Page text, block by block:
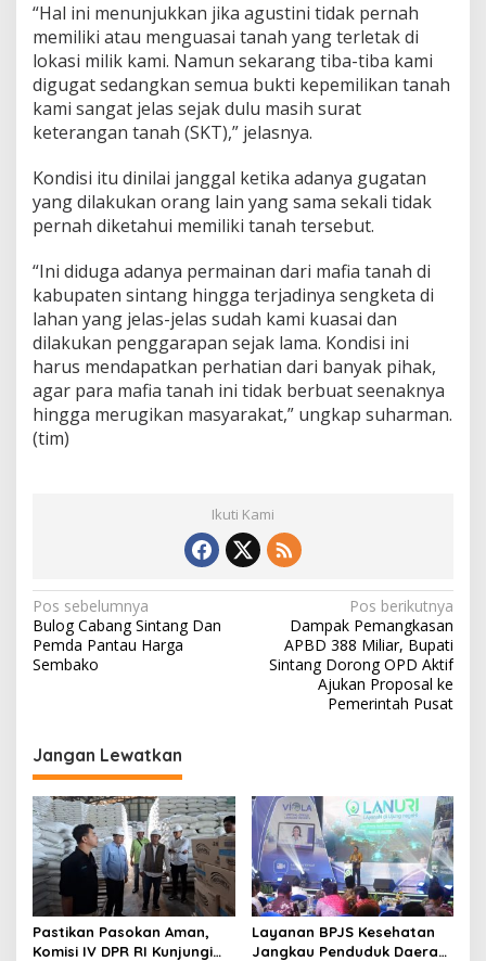
“Hal ini menunjukkan jika agustini tidak pernah
memiliki atau menguasai tanah yang terletak di
lokasi milik kami. Namun sekarang tiba-tiba kami
digugat sedangkan semua bukti kepemilikan tanah
kami sangat jelas sejak dulu masih surat
keterangan tanah (SKT),” jelasnya.
Kondisi itu dinilai janggal ketika adanya gugatan
yang dilakukan orang lain yang sama sekali tidak
pernah diketahui memiliki tanah tersebut.
“Ini diduga adanya permainan dari mafia tanah di
kabupaten sintang hingga terjadinya sengketa di
lahan yang jelas-jelas sudah kami kuasai dan
dilakukan penggarapan sejak lama. Kondisi ini
harus mendapatkan perhatian dari banyak pihak,
agar para mafia tanah ini tidak berbuat seenaknya
hingga merugikan masyarakat,” ungkap suharman.
(tim)
Ikuti Kami
N
a
v
a
s
i
p
o
s
Pos sebelumnya
Bulog Cabang Sintang Dan
Pemda Pantau Harga
Sembako
Pos berikutnya
Dampak Pemangkasan
APBD 388 Miliar, Bupati
Sintang Dorong OPD Aktif
Ajukan Proposal ke
Pemerintah Pusat
Jangan Lewatkan
Pastikan Pasokan Aman,
Komisi IV DPR RI Kunjungi
Layanan BPJS Kesehatan
Jangkau Penduduk Daerah